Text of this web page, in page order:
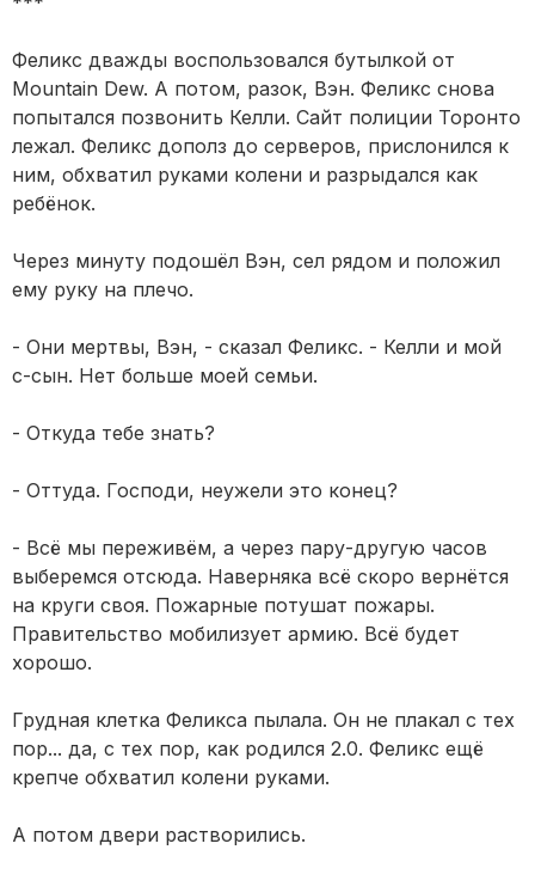
Феликс дважды воспользовался бутылкой от
Mountain Dew. А потом, разок, Вэн. Феликс снова
попытался позвонить Келли. Сайт полиции Торонто
лежал. Феликс дополз до серверов, прислонился к
ним, обхватил руками колени и разрыдался как
ребёнок.
Через минуту подошёл Вэн, сел рядом и положил
ему руку на плечо.
- Они мертвы, Вэн, - сказал Феликс. - Келли и мой
с-сын. Нет больше моей семьи.
- Откуда тебе знать?
- Оттуда. Господи, неужели это конец?
- Всё мы переживём, а через пару-другую часов
выберемся отсюда. Наверняка всё скоро вернётся
на круги своя. Пожарные потушат пожары.
Правительство мобилизует армию. Всё будет
хорошо.
Грудная клетка Феликса пылала. Он не плакал с тех
пор... да, с тех пор, как родился 2.0. Феликс ещё
крепче обхватил колени руками.
А потом двери растворились.